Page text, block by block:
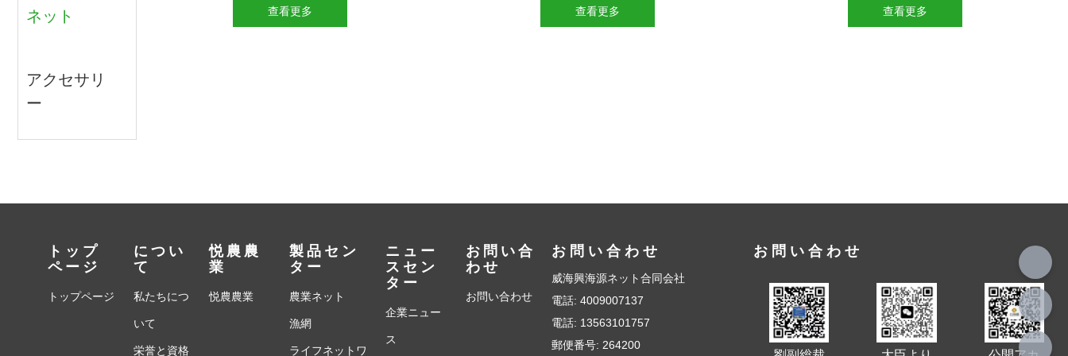
ネット
アクセサリ
ー
查看更多 查看更多 查看更多
トップ
ページ
トップページ
につい
て
私たちにつ
いて
栄誉と資格
悦農農
業
悦農農業
製品セン
ター
農業ネット
漁網
ライフネットワ
ニュー
スセン
ター
企業ニュー
ス
お問い合
わせ
お問い合わせ
お問い合わせ
威海興海源ネット合同会社
電話: 4009007137
電話: 13563101757
郵便番号: 264200
お問い合わせ